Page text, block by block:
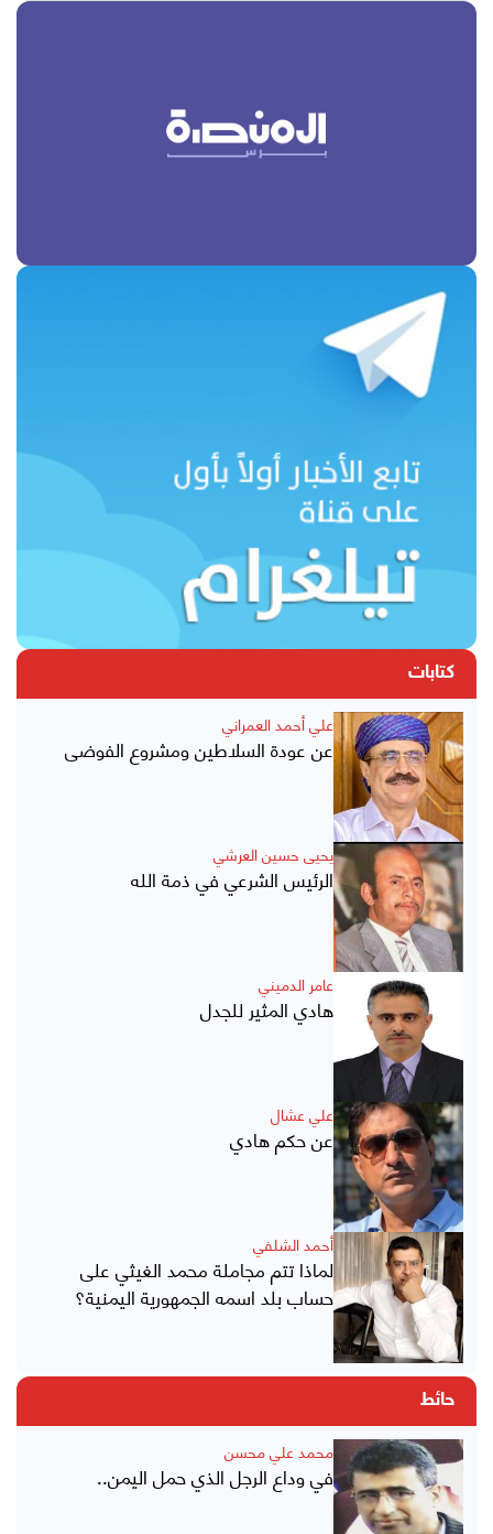
كتابات
علي أحمد العمراني
عن عودة السلاطين ومشروع الفوضى
يحيى حسين العرشي
الرئيس الشرعي في ذمة الله
عامر الدميني
هادي المثير للجدل
علي عشال
عن حكم هادي
أحمد الشلفي
لماذا تتم مجاملة محمد الغيثي على
حساب بلد اسمه الجمهورية اليمنية؟
حائط
محمد علي محسن
في وداع الرجل الذي حمل اليمن..